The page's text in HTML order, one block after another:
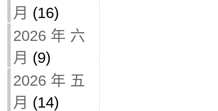
月 (16)
2026 年 六
月 (9)
2026 年 五
月 (14)